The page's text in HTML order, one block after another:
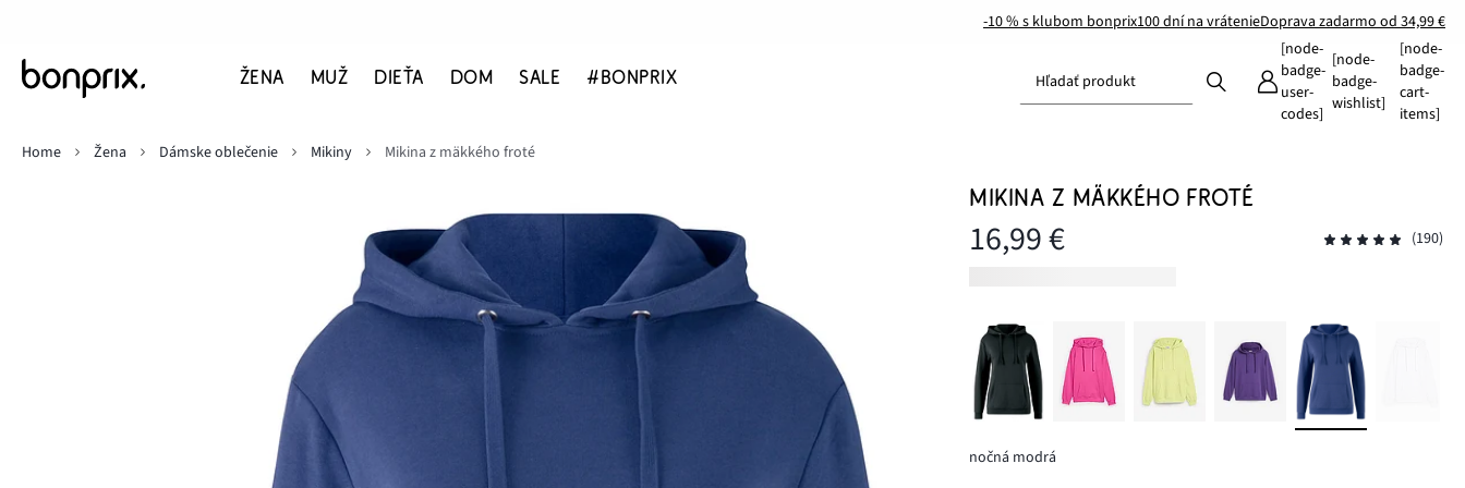
-10 % s klubom bonprix100 dní na vrátenieDoprava zadarmo od 34,99 €
ŽENA MUŽ DIEŤA DOM SALE #BONPRIX Hľadať produkt
[node-
badge-
user-
codes]
[node-
badge-
wishlist]
[node-
badge-
cart-
items]
Home
Žena Dámske oblečenie Mikiny Mikina z mäkkého froté
MIKINA Z MÄKKÉHO FROTÉ
16,99 € (190)
nočná modrá